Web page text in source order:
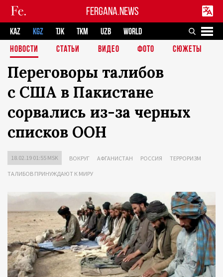
FERGANA.NEWS
KAZ KGZ TJK TKM UZB
WORLD
НОВОСТИ
СТАТЬИ ВИДЕО ФОТО СЮЖЕТЫ
Переговоры талибов
с США в Пакистане
сорвались из-за черных
списков ООН
18.02.19 01:55 MSK ВОКРУГ АФГАНИСТАН РОССИЯ ТЕРРОРИЗМ
ТАЛИБОВ ПРИНУЖДАЮТ К МИРУ